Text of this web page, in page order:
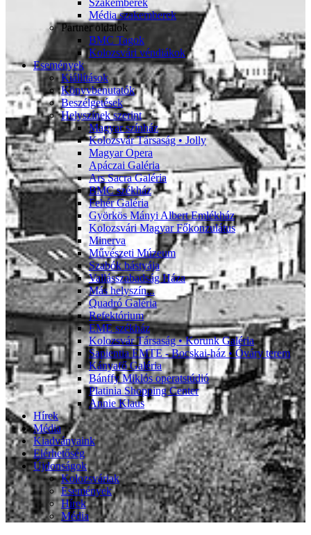
Szakemberek
Média szakemberek
Partner oldalok
BMC Tagok
Kolozsvári véndiákok
Események
Kiállítások
Könyvbenutatók
Beszélgetések
Helyszínek szerint
Magyar színház
Kolozsvár Társaság • Jolly
Magyar Opera
Apáczai Galéria
Ars Sacra Galéria
BMC székház
Fehér Galéria
Györkös Mányi Albert Emlékház
Kolozsvári Magyar Főkonzulátus
Minerva
Művészeti Múzeum
Szabók bástyája
Vallásszabadság Háza
Más helyszín...
Quadró Galéria
Refektórium
EME székház
Kolozsvár Társaság • Korunk Galéria
Sapientia EMTE - Bocskai-ház • Óváry terem
Kányafő Galéria
Bánffy Miklós operatstúdió
Platinia Shopping Center
Annie Klaus
Hírek
Média
Kiadványaink
Elérhetőség
Újdonságok
Kolozsváriak
Események
Hírek
Média